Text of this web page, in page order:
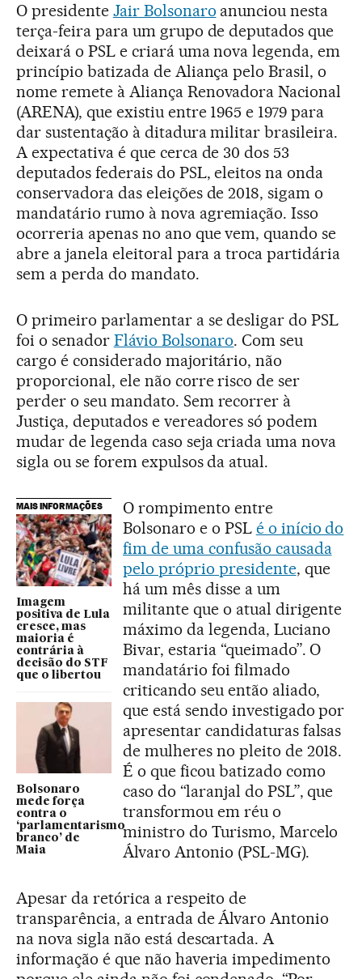
O presidente Jair Bolsonaro anunciou nesta
terça-feira para um grupo de deputados que
deixará o PSL e criará uma nova legenda, em
princípio batizada de Aliança pelo Brasil, o
nome remete à Aliança Renovadora Nacional
(ARENA), que existiu entre 1965 e 1979 para
dar sustentação à ditadura militar brasileira.
A expectativa é que cerca de 30 dos 53
deputados federais do PSL, eleitos na onda
conservadora das eleições de 2018, sigam o
mandatário rumo à nova agremiação. Isso
ocorreria apenas no ano que vem, quando se
abre a janela eleitoral para a troca partidária
sem a perda do mandato.
O primeiro parlamentar a se desligar do PSL
foi o senador Flávio Bolsonaro. Com seu
cargo é considerado majoritário, não
proporcional, ele não corre risco de ser
perder o seu mandato. Sem recorrer à
Justiça, deputados e vereadores só podem
mudar de legenda caso seja criada uma nova
sigla ou se forem expulsos da atual.
MAIS INFORMAÇÕES
Imagem
positiva de Lula
cresce, mas
maioria é
contrária à
decisão do STF
que o libertou
Bolsonaro
mede força
contra o
‘parlamentarismo
branco’ de
Maia
O rompimento entre
Bolsonaro e o PSL é o início do
fim de uma confusão causada
pelo próprio presidente, que
há um mês disse a um
militante que o atual dirigente
máximo da legenda, Luciano
Bivar, estaria “queimado”. O
mandatário foi filmado
criticando seu então aliado,
que está sendo investigado por
apresentar candidaturas falsas
de mulheres no pleito de 2018.
É o que ficou batizado como
caso do “laranjal do PSL”, que
transformou em réu o
ministro do Turismo, Marcelo
Álvaro Antonio (PSL-MG).
Apesar da retórica a respeito de
transparência, a entrada de Álvaro Antonio
na nova sigla não está descartada. A
informação é que não haveria impedimento